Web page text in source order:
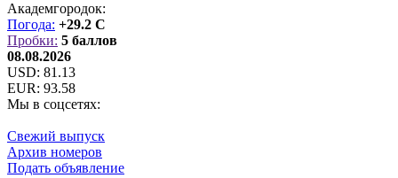
Академгородок:
Погода: +29.2 C
Пробки: 5 баллов
08.08.2026
USD: 81.13
EUR: 93.58
Мы в соцсетях:
Свежий выпуск
Архив номеров
Подать объявление